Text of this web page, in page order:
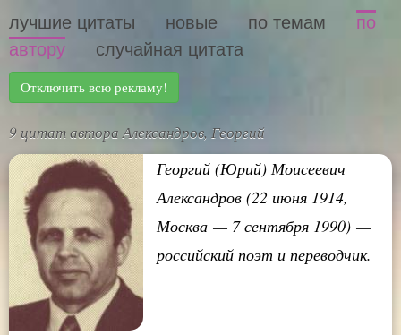
лучшие цитаты новые по темам
по
автору
случайная цитата
Отключить всю рекламу!
9 цитат автора Александров, Георгий
Георгий (Юрий) Моисеевич
Александров (22 июня 1914,
Москва — 7 сентября 1990) —
российский поэт и переводчик.